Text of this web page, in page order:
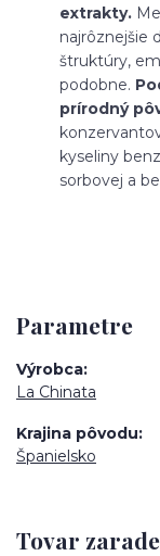
extrakty.
najrôznejšie
štruktúry,
podobne.
prírodný
kyseliny
sorbovej a
Parametre
Výrobca
La Chinata
Krajina pôvodu
Španielsko
Tovar